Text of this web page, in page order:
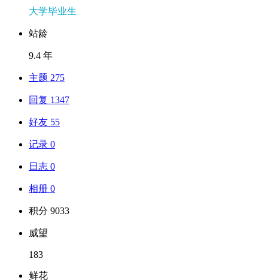
大学毕业生
站龄
9.4 年
主题 275
回复 1347
好友 55
记录 0
日志 0
相册 0
积分 9033
威望
183
鲜花